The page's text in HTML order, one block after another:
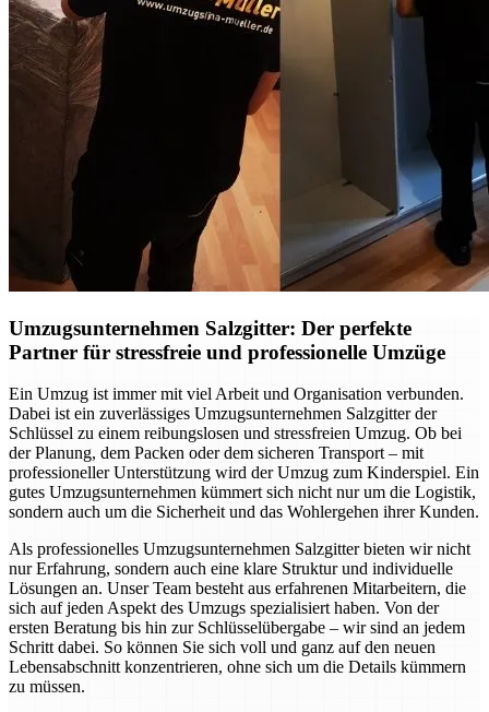
Umzugsunternehmen Salzgitter: Der perfekte
Partner für stressfreie und professionelle Umzüge
Ein Umzug ist immer mit viel Arbeit und Organisation verbunden.
Dabei ist ein zuverlässiges Umzugsunternehmen Salzgitter der
Schlüssel zu einem reibungslosen und stressfreien Umzug. Ob bei
der Planung, dem Packen oder dem sicheren Transport – mit
professioneller Unterstützung wird der Umzug zum Kinderspiel. Ein
gutes Umzugsunternehmen kümmert sich nicht nur um die Logistik,
sondern auch um die Sicherheit und das Wohlergehen ihrer Kunden.
Als professionelles Umzugsunternehmen Salzgitter bieten wir nicht
nur Erfahrung, sondern auch eine klare Struktur und individuelle
Lösungen an. Unser Team besteht aus erfahrenen Mitarbeitern, die
sich auf jeden Aspekt des Umzugs spezialisiert haben. Von der
ersten Beratung bis hin zur Schlüsselübergabe – wir sind an jedem
Schritt dabei. So können Sie sich voll und ganz auf den neuen
Lebensabschnitt konzentrieren, ohne sich um die Details kümmern
zu müssen.